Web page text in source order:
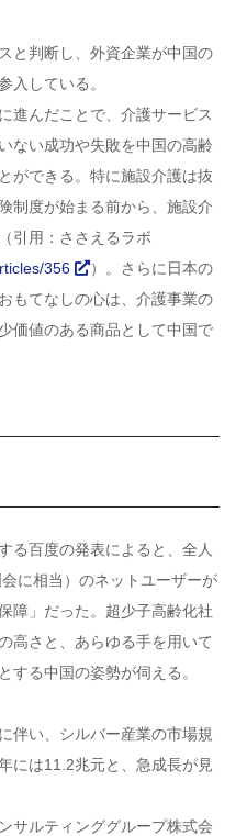
と判断し、外資企業が中国の
入している。
進んだことで、介護サービス
ない成功や失敗を中国の高齢
ができる。特に施設介護は抜
制度が始まる前から、施設介
引用：ささえるラボ
356
）。さらに日本の
もてなしの心は、介護事業の
価値のある商品として中国で
る百度の発表によると、全人
に相当）のネットユーザーが
障」だった。超少子高齢化社
高さと、あらゆる手を用いて
する中国の姿勢が伺える。
伴い、シルバー産業の市場規
には11.2兆元と、急成長が見
サルティンググループ株式会